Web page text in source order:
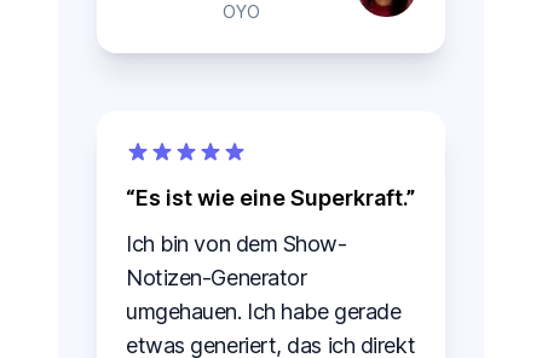
OYO
Es ist wie eine Superkraft.
Ich bin von dem Show-
Notizen-Generator
umgehauen. Ich habe gerade
etwas generiert, das ich direkt